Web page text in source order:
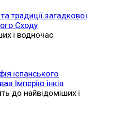
традиції загадкової
Сходу
і водночас
іспанського
Імперію інків
до найвідоміших і